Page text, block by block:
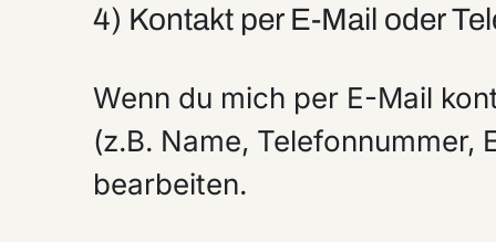
4) Kontakt per E-Mail oder
Wenn du mich per E-Mail
(z.B. Name,
bearbeiten.